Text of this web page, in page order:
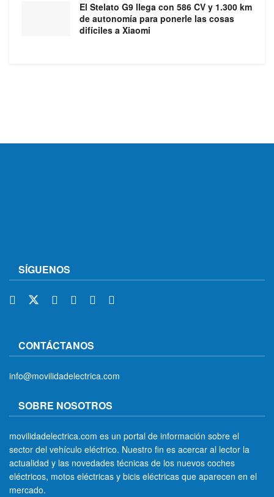
El Stelato G9 llega con 586 CV y 1.300 km
de autonomía para ponerle las cosas
difíciles a Xiaomi
SÍGUENOS
CONTÁCTANOS
info@movilidadelectrica.com
SOBRE NOSOTROS
movilidadelectrica.com es un portal de información sobre el
sector del vehículo eléctrico. Nuestro fin es acercar al lector la
actualidad y las novedades técnicas de los nuevos coches
eléctricos, motos eléctricas y bicis eléctricas que aparecen en el
mercado.